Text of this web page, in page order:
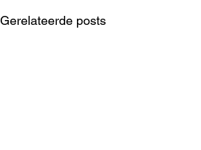
Gerelateerde posts